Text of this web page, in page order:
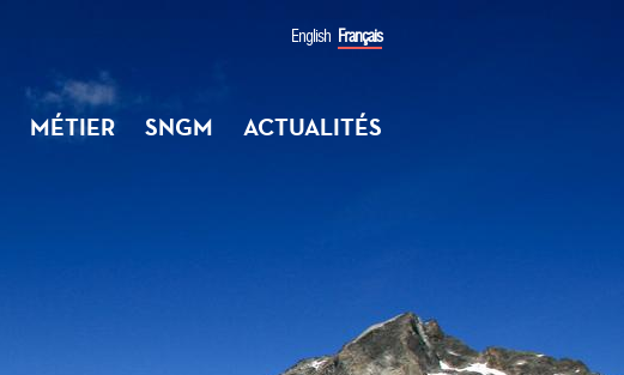
English Français
MÉTIER SNGM ACTUALITÉS